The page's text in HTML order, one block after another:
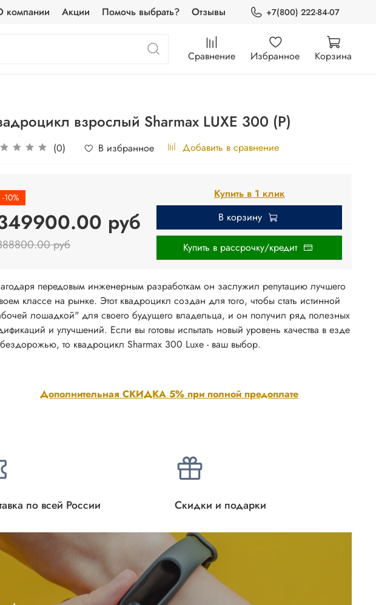
компании Акции Помочь выбрать? Отзывы +7(800) 222-84-07
Сравнение Избранное Корзина
взрослый Sharmax LUXE 300 (P)
(0) В избранное Добавить в сравнение
-10%
руб
руб
Купить в 1 клик
В корзину
Купить в рассрочку/кредит
Дополнительная СКИДКА 5% при полной предоплате
передовым инженерным разработкам он заслужил репутацию лучшего
классе на рынке. Этот квадроцикл создан для того, чтобы стать истинной
лошадкой" для своего будущего владельца, и он получил ряд полезных
и улучшений. Если вы готовы испытать новый уровень качества в езде
то квадроцикл Sharmax 300 Luxe - ваш выбор.
по всей России Скидки и подарки